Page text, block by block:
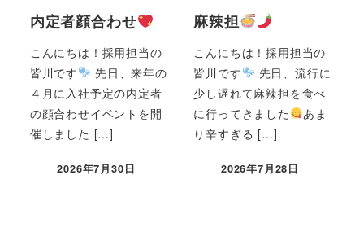
内定者顔合わせ
こんにちは！採用担当の
皆川です
先日、来年の
４月に入社予定の内定者
の顔合わせイベントを開
催しました […]
2026年7月30日
麻辣担
こんにちは！採用担当の
皆川です
先日、流行に
少し遅れて麻辣担を食べ
に行ってきました
あま
り辛すぎる […]
2026年7月28日